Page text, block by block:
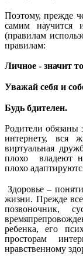
Поэтому, прежде
самим научится
(правилам
правилам:
Личное - значит
Уважай себя и
Будь бдителен.
Родители
интернету, вся
виртуальная
плохо владеют
плохо
Здоровье –
жизни. Прежде
позвоночник,
ребенка, его
просторам
нравственному